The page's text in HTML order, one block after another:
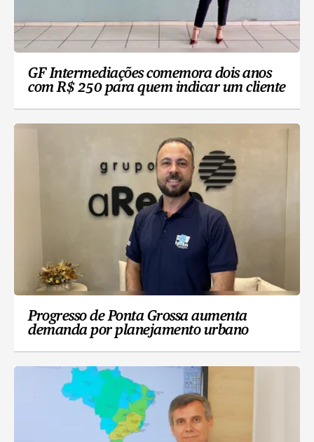
GF Intermediações comemora dois anos
com R$ 250 para quem indicar um cliente
Progresso de Ponta Grossa aumenta
demanda por planejamento urbano